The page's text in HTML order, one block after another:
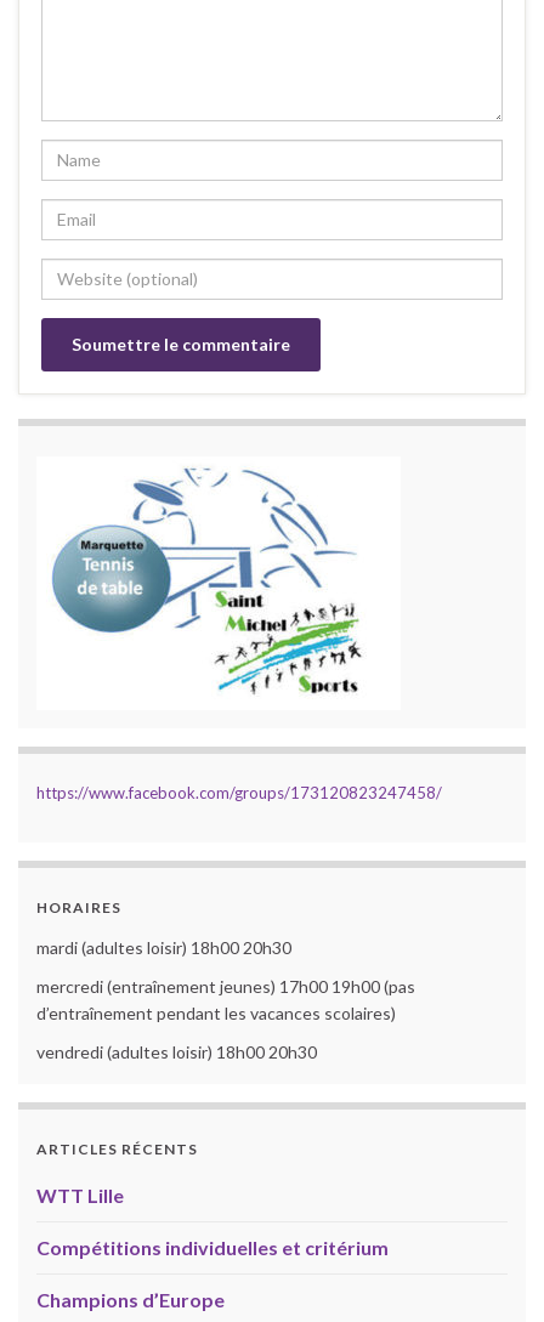
https://www.facebook.com/groups/173120823247458/
HORAIRES
mardi (adultes loisir) 18h00 20h30
mercredi (entraînement jeunes) 17h00 19h00 (pas
d’entraînement pendant les vacances scolaires)
vendredi (adultes loisir) 18h00 20h30
ARTICLES RÉCENTS
WTT Lille
Compétitions individuelles et critérium
Champions d’Europe